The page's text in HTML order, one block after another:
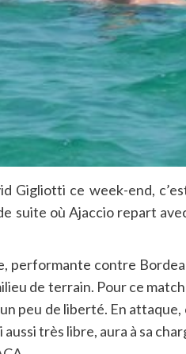
Gigliotti ce week-end,
suite où Ajaccio repart
performante contre
de terrain. Pour ce
peu de liberté. En
très libre, aura à sa